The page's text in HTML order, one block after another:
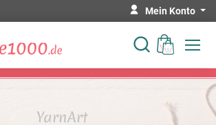
Mein Konto
YarnArt